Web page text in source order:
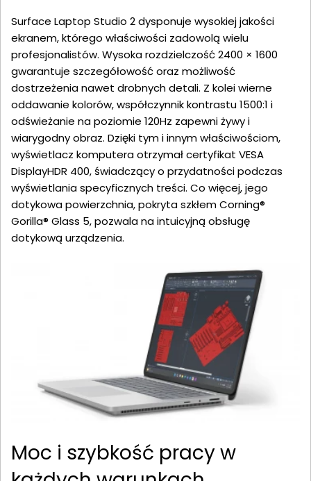
Surface Laptop Studio 2 dysponuje wysokiej jakości
ekranem, którego właściwości zadowolą wielu
profesjonalistów. Wysoka rozdzielczość 2400 × 1600
gwarantuje szczegółowość oraz możliwość
dostrzeżenia nawet drobnych detali. Z kolei wierne
oddawanie kolorów, współczynnik kontrastu 1500:1 i
odświeżanie na poziomie 120Hz zapewni żywy i
wiarygodny obraz. Dzięki tym i innym właściwościom,
wyświetlacz komputera otrzymał certyfikat VESA
DisplayHDR 400, świadczący o przydatności podczas
wyświetlania specyficznych treści. Co więcej, jego
dotykowa powierzchnia, pokryta szkłem Corning®
Gorilla® Glass 5, pozwala na intuicyjną obsługę
dotykową urządzenia.
Moc i szybkość pracy w